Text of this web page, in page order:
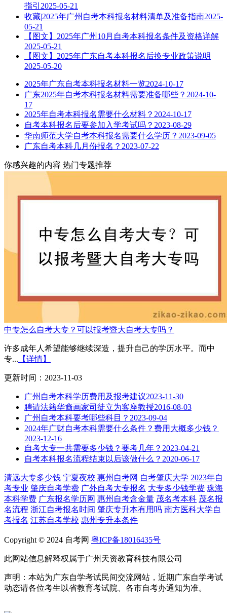
指引 2025-05-21
收藏|2025年广州自考本科报名材料清单及准备指南2025-
05-21
【图文】2025年广州10月自考本科报名条件及资格详解
2025-05-21
【图文】2025年广东自考本科报名后换专业政策说明
2025-05-20
2025年广东自考本科报名材料一览2024-10-17
广东2025年自考本科报名材料需要准备哪些？ 2024-10-
17
2025年自考本科报名需要什么材料？ 2024-10-17
自考本科报名后要参加入学考试吗？ 2023-08-29
华南师范大学自考本科报名需要什么学历？ 2023-09-05
广东自考本科几月份报名？ 2023-07-22
你感兴趣的内容 热门专题推荐
中专怎么自考大专？可以报考暨大自考大专吗？
许多成年人希望能够继续深造，提升自己的学历水平。而中
专... 【详情】
更新时间：2023-11-03
广州自考本科学历费用及报考建议2023-11-30
聘请法籍华裔画家司徒立为客座教授2016-08-03
广州自考本科要考哪些科目？ 2023-09-04
2024年广财自考本科需要什么条件？费用大概多少钱？
2023-12-16
自考大专一共需要多少钱？要考几年？ 2023-04-21
自考本科报名流程结束以后该做什么？ 2020-06-17
清远大专多少钱 宁夏夜校 惠州自考网 自考肇庆大学 2023年自
考专业 肇庆自考学费 广外自考大专报名 大专多少钱学费 珠海
本科学费 广东报名学历网 惠州自考含金量 茂名考本科 茂名报
名流程 浙江自考报名时间 肇庆专升本有用吗 南方医科大学自
考报名 江苏自考学校 惠州专升本条件
Copyright © 2024 自考网 粤ICP备18016435号
此网站信息解释权属于广州天资教育科技有限公司
声明：本站为广东自学考试民间交流网站，近期广东自学考试
动态请各位考生以省教育考试院、各市自考办通知为准。